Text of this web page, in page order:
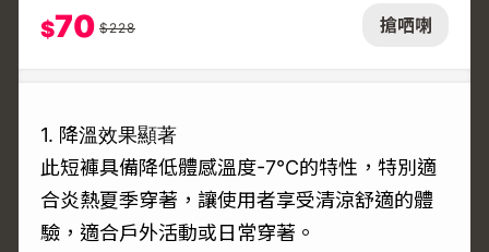
搶哂喇
$70 $228
1. 降溫效果顯著
此短褲具備降低體感溫度-7°C的特性，特別適
合炎熱夏季穿著，讓使用者享受清涼舒適的體
驗，適合戶外活動或日常穿著。